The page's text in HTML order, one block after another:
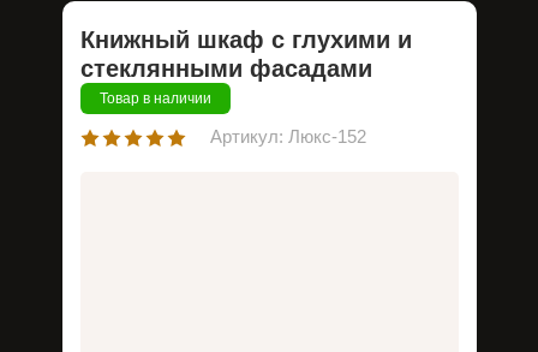
Книжный шкаф с глухими и
стеклянными фасадами
Товар в наличии
Артикул: Люкс-152